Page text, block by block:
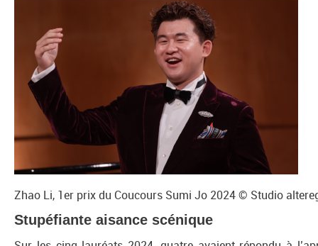
Zhao Li, 1er prix du Coucours Sumi Jo 2024 © Studio
Stupéfiante aisance scénique